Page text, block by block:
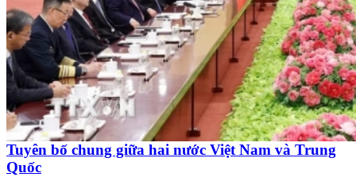
Tuyên bố chung giữa hai nước Việt Nam và Trung
Quốc